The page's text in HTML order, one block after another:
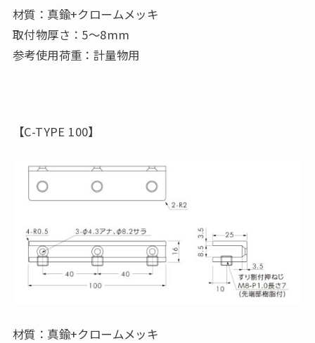
材質：真鍮+クロームメッキ
取付物厚さ：5～8mm
参考使用荷重：計量物用
【C-TYPE 100】
材質：真鍮+クロームメッキ